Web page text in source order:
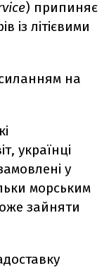
) припиняє
із літієвими
на
українці
у
морським
зайняти